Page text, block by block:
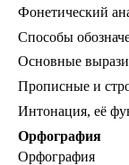
Фонетический
Способы
Основные
Прописные и
Интонация, её
Орфография
Орфография